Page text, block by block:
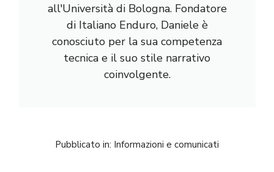
all'Università di Bologna. Fondatore
di Italiano Enduro, Daniele è
conosciuto per la sua competenza
tecnica e il suo stile narrativo
coinvolgente.
Pubblicato in: Informazioni e comunicati